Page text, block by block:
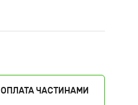
ОПЛАТА ЧАСТИНАМИ